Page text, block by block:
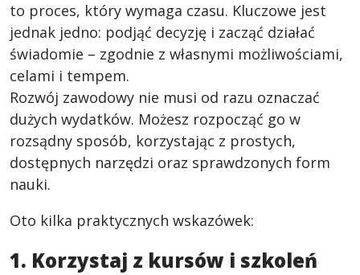
to proces, który wymaga czasu. Kluczowe jest
jednak jedno: podjąć decyzję i zacząć działać
świadomie – zgodnie z własnymi możliwościami,
celami i tempem.
Rozwój zawodowy nie musi od razu oznaczać
dużych wydatków. Możesz rozpocząć go w
rozsądny sposób, korzystając z prostych,
dostępnych narzędzi oraz sprawdzonych form
nauki.
Oto kilka praktycznych wskazówek:
1. Korzystaj z kursów i szkoleń